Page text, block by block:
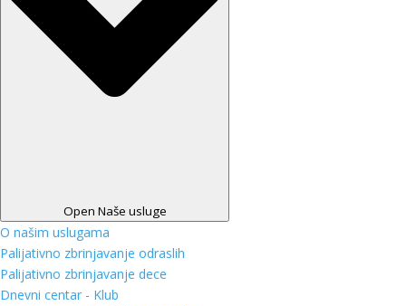
Open Naše usluge
O našim uslugama
Palijativno zbrinjavanje odraslih
Palijativno zbrinjavanje dece
Dnevni centar - Klub